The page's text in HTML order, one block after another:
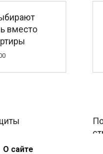
вместо
О сайте